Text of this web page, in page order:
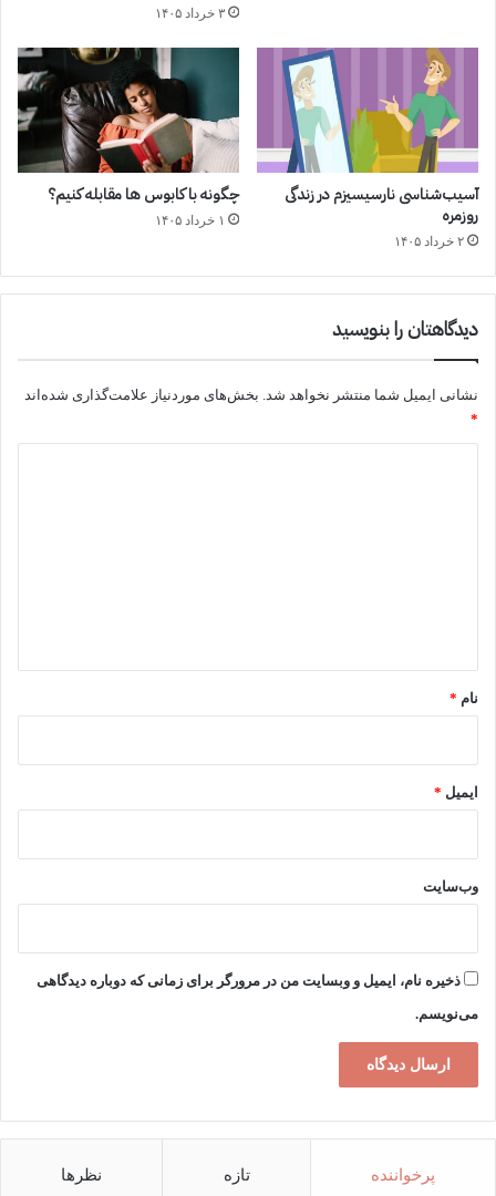
۳ خرداد ۱۴۰۵
آسیب‌شناسی نارسیسیزم در زندگی
روزمره
۲ خرداد ۱۴۰۵
چگونه با کابوس ها مقابله کنیم؟
۱ خرداد ۱۴۰۵
دیدگاهتان را بنویسید
نشانی ایمیل شما منتشر نخواهد شد. بخش‌های موردنیاز علامت‌گذاری شده‌اند
*
نام *
ایمیل *
وب‌سایت
ذخیره نام، ایمیل و وبسایت من در مرورگر برای زمانی که دوباره دیدگاهی
می‌نویسم.
پرخواننده تازه نظرها